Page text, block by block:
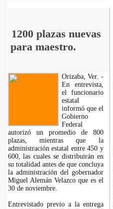
1200 plazas nuevas
para maestro.
Orizaba, Ver. -
En entrevista,
el funcionario
estatal
informó que el
Gobierno
Federal
autorizó un promedio de 800
plazas, mientras que la
administración estatal entre 450 y
600, las cuales se distribuirán en
su totalidad antes de que concluya
la administración del gobernador
Miguel Alemán Velazco que es el
30 de noviembre.
Entrevistado previo a la entrega